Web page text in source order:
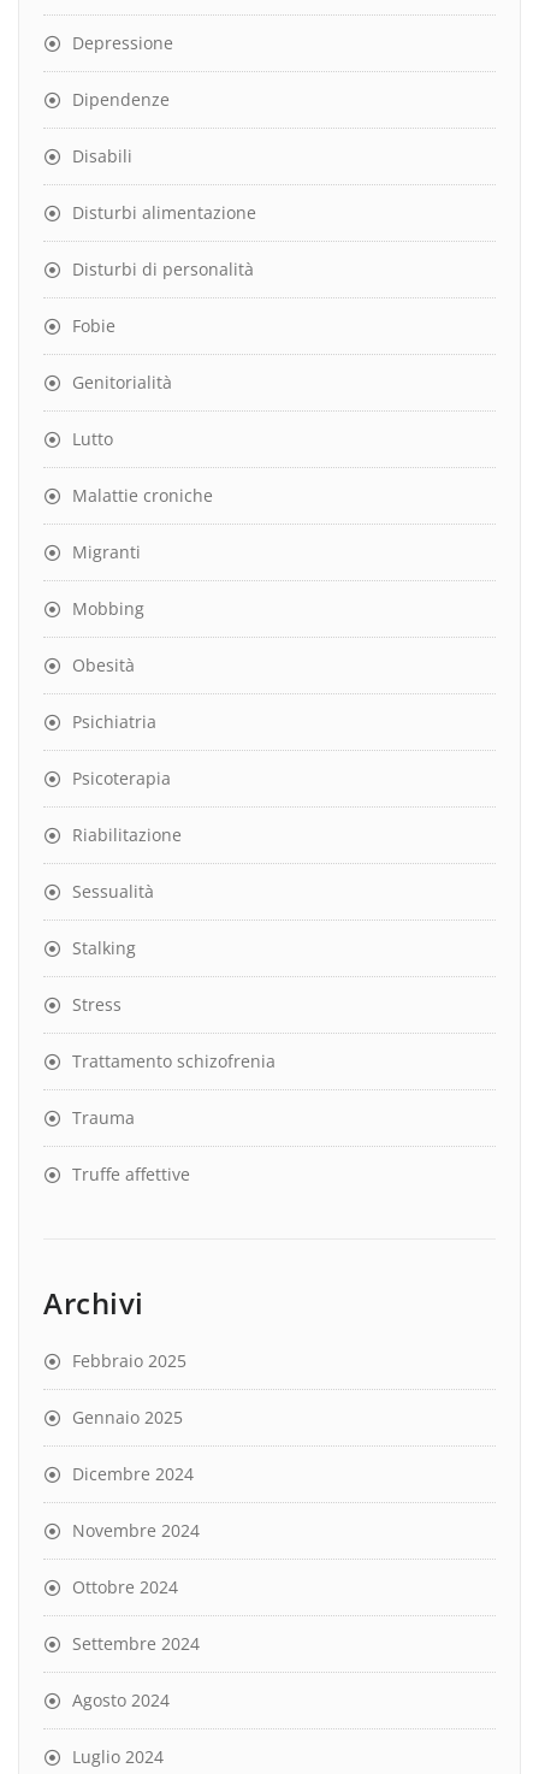
Depressione
Dipendenze
Disabili
Disturbi alimentazione
Disturbi di personalità
Fobie
Genitorialità
Lutto
Malattie croniche
Migranti
Mobbing
Obesità
Psichiatria
Psicoterapia
Riabilitazione
Sessualità
Stalking
Stress
Trattamento schizofrenia
Trauma
Truffe affettive
Archivi
Febbraio 2025
Gennaio 2025
Dicembre 2024
Novembre 2024
Ottobre 2024
Settembre 2024
Agosto 2024
Luglio 2024